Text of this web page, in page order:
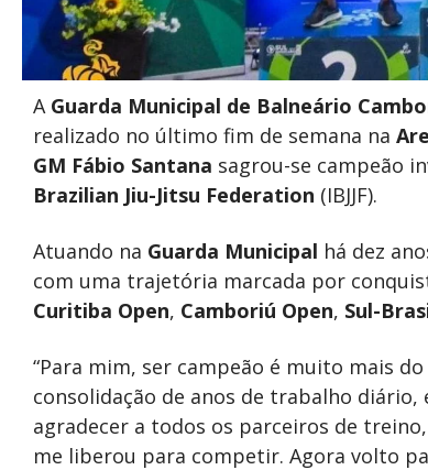
A Guarda Municipal de Balneário
realizado no último fim de semana na
GM Fábio Santana sagrou-se campeão
Brazilian Jiu-Jitsu Federation (IBJJF).
Atuando na Guarda Municipal há dez
com uma trajetória marcada por
Curitiba Open, Camboriú Open, Sul-
“Para mim, ser campeão é muito mais
consolidação de anos de trabalho
agradecer a todos os parceiros de
me liberou para competir. Agora volto